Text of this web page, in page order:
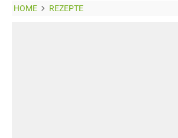
HOME REZEPTE